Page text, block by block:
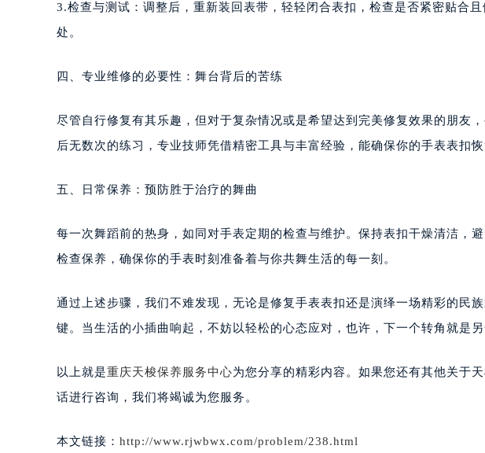
3.检查与测试：调整后，重新装回表带，轻轻闭合表扣，检查是否紧密贴合
处。
四、专业维修的必要性：舞台背后的苦练
尽管自行修复有其乐趣，但对于复杂情况或是希望达到完美修复效果的朋友
后无数次的练习，专业技师凭借精密工具与丰富经验，能确保你的手表表扣
五、日常保养：预防胜于治疗的舞曲
每一次舞蹈前的热身，如同对手表定期的检查与维护。保持表扣干燥清洁，
检查保养，确保你的手表时刻准备着与你共舞生活的每一刻。
通过上述步骤，我们不难发现，无论是修复手表表扣还是演绎一场精彩的民
键。当生活的小插曲响起，不妨以轻松的心态应对，也许，下一个转角就是另
以上就是重庆天梭保养服务中心为您分享的精彩内容。如果您还有其他关于
话进行咨询，我们将竭诚为您服务。
本文链接： http://www.rjwbwx.com/problem/238.html